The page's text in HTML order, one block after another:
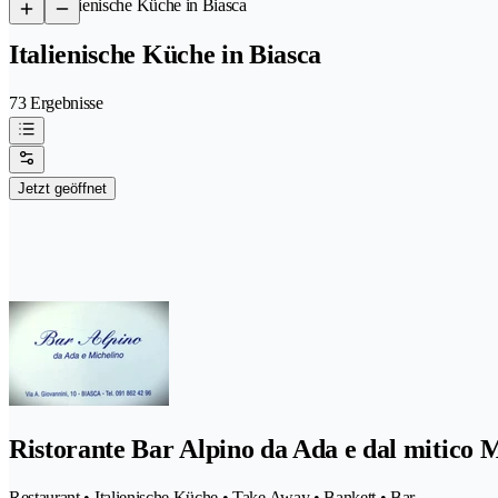
/Italienische Küche in Biasca
Italienische Küche in Biasca
73 Ergebnisse
Jetzt geöffnet
Ristorante Bar Alpino da Ada e dal mitico